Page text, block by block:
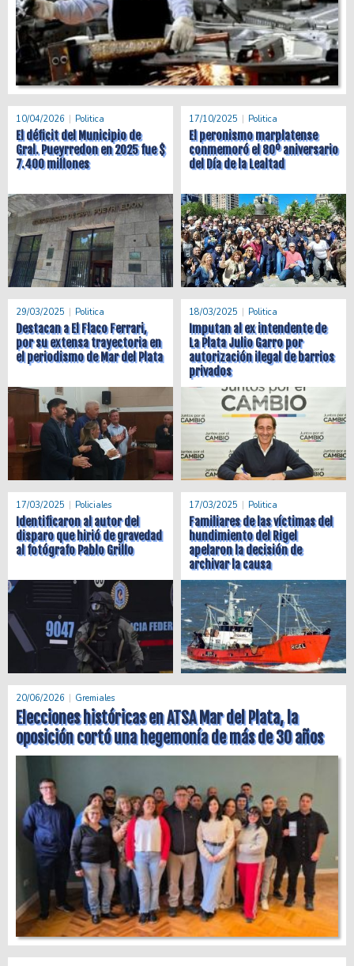
10/04/2026 Politica
El déficit del Municipio de
Gral. Pueyrredon en 2025 fue $
7.400 millones
17/10/2025 Politica
El peronismo marplatense
conmemoró el 80º aniversario
del Día de la Lealtad
29/03/2025 Politica
Destacan a El Flaco Ferrari,
por su extensa trayectoria en
el periodismo de Mar del Plata
18/03/2025 Politica
Imputan al ex intendente de
La Plata Julio Garro por
autorización ilegal de barrios
privados
17/03/2025 Policiales
Identificaron al autor del
disparo que hirió de gravedad
al fotógrafo Pablo Grillo
17/03/2025 Politica
Familiares de las víctimas del
hundimiento del Rigel
apelaron la decisión de
archivar la causa
20/06/2026 Gremiales
Elecciones históricas en ATSA Mar del Plata, la
oposición cortó una hegemonía de más de 30 años